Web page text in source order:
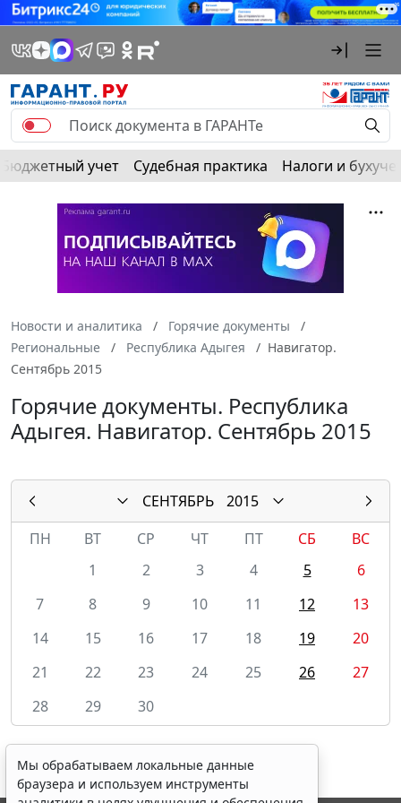
Бюджетный учет Судебная практика Налоги и
Новости и аналитика
Горячие документы
Региональные
Республика Адыгея
Навигатор.
Сентябрь 2015
Горячие документы. Республика
Адыгея. Навигатор. Сентябрь 2015
СЕНТЯБРЬ
2015
ПН
ВТ СР ЧТ ПТ СБ
ВС
1
2 3 4 5
6
7
8 9 10 11 12
13
14
15 16 17 18 19
20
21
22 23 24 25 26
27
28
29 30
Мы обрабатываем локальные данные
браузера и используем инструменты